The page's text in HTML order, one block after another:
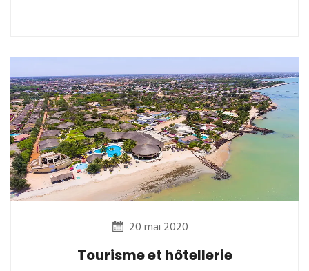
20 mai 2020
Tourisme et hôtellerie